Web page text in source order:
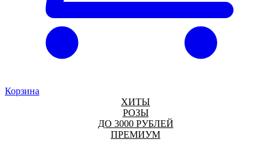
Корзина
ХИТЫ
РОЗЫ
ДО 3000 РУБЛЕЙ
ПРЕМИУМ